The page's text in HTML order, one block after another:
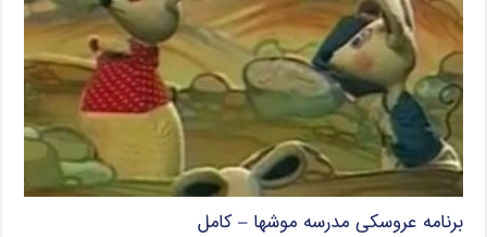
برنامه عروسکی مدرسه موشها – کامل